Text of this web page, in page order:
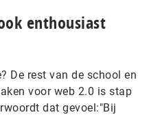
enthousiast
De rest van de school en
voor web 2.0 is stap
dat gevoel:"Bij